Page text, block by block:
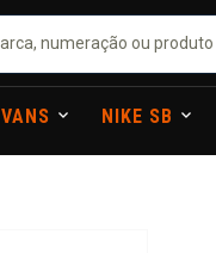
VANS NIKE SB